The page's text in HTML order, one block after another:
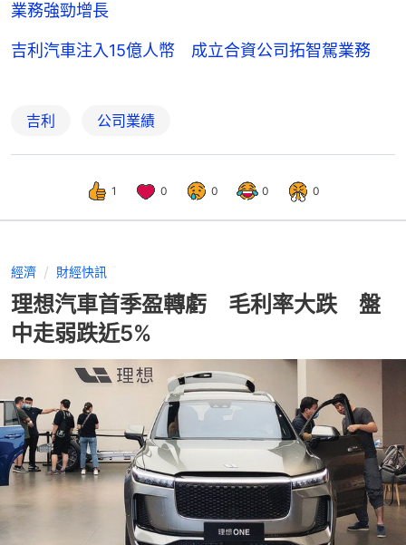
業務強勁增長
吉利汽車注入15億人幣 成立合資公司拓智駕業務
吉利 公司業績
1 0 0 0 0
經濟 財經快訊
理想汽車首季盈轉虧 毛利率大跌 盤
中走弱跌近5%